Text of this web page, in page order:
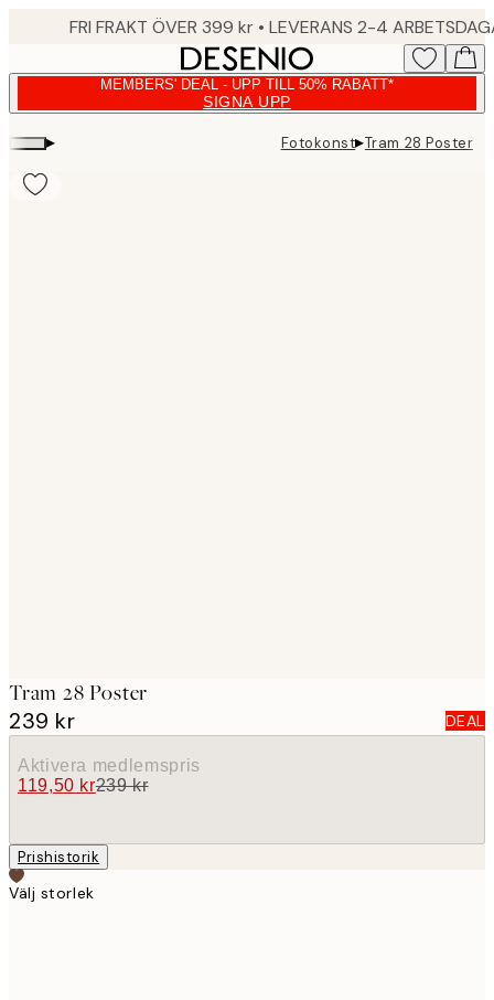
FRI FRAKT ÖVER 399 kr • LEVERANS 2-4
MEMBERS' DEAL - UPP TILL 50% RABATT*
SIGNA UPP
▸ Fotokonst▸Tram 28 Poster
Tram 28 Poster
239 kr DEAL
Aktivera medlemspris
119,50 kr239 kr
Prishistorik
Välj storlek